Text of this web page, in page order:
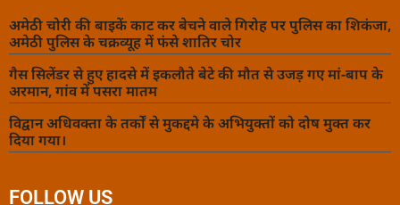
अमेठी चोरी की बाइकें काट कर बेचने वाले गिरोह पर पुलिस का शिकंजा,
अमेठी पुलिस के चक्रव्यूह में फंसे शातिर चोर
गैस सिलेंडर से हुए हादसे में इकलौते बेटे की मौत से उजड़ गए मां-बाप के
अरमान, गांव में पसरा मातम
विद्वान अधिवक्ता के तर्कों से मुकद्दमे के अभियुक्तों को दोष मुक्त कर
दिया गया।
FOLLOW US